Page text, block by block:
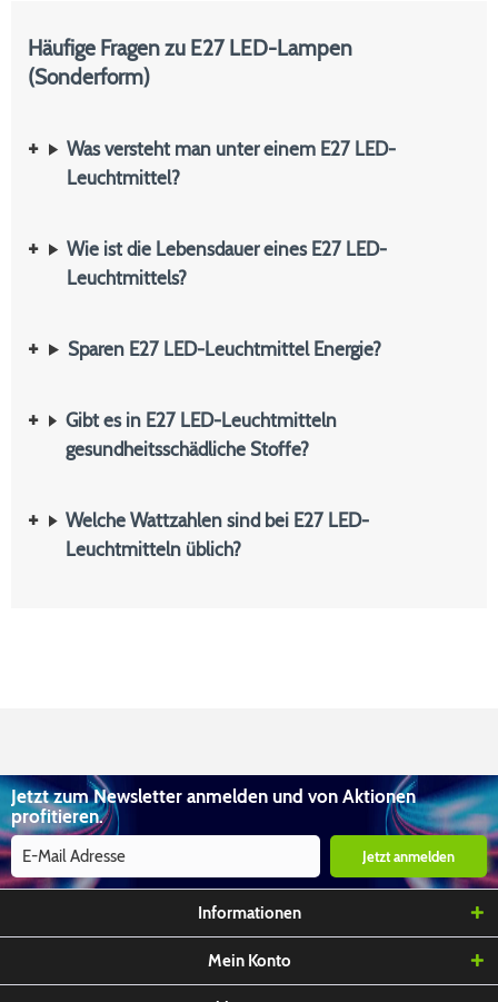
Häufige Fragen zu E27 LED-Lampen
(Sonderform)
Was versteht man unter einem E27 LED-
Leuchtmittel?
Wie ist die Lebensdauer eines E27 LED-
Leuchtmittels?
Sparen E27 LED-Leuchtmittel Energie?
Gibt es in E27 LED-Leuchtmitteln
gesundheitsschädliche Stoffe?
Welche Wattzahlen sind bei E27 LED-
Leuchtmitteln üblich?
Jetzt zum Newsletter anmelden und von Aktionen
profitieren.
Jetzt anmelden
Informationen
Mein Konto